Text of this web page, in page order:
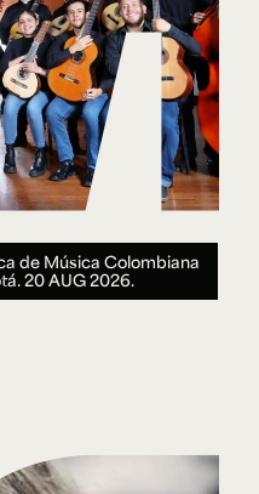
de Música Colombiana
20 AUG 2026.